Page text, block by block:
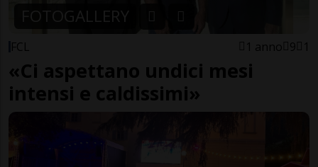
FOTOGALLERY
FCL 1 anno 9 1
«Ci aspettano undici mesi
intensi e caldissimi»